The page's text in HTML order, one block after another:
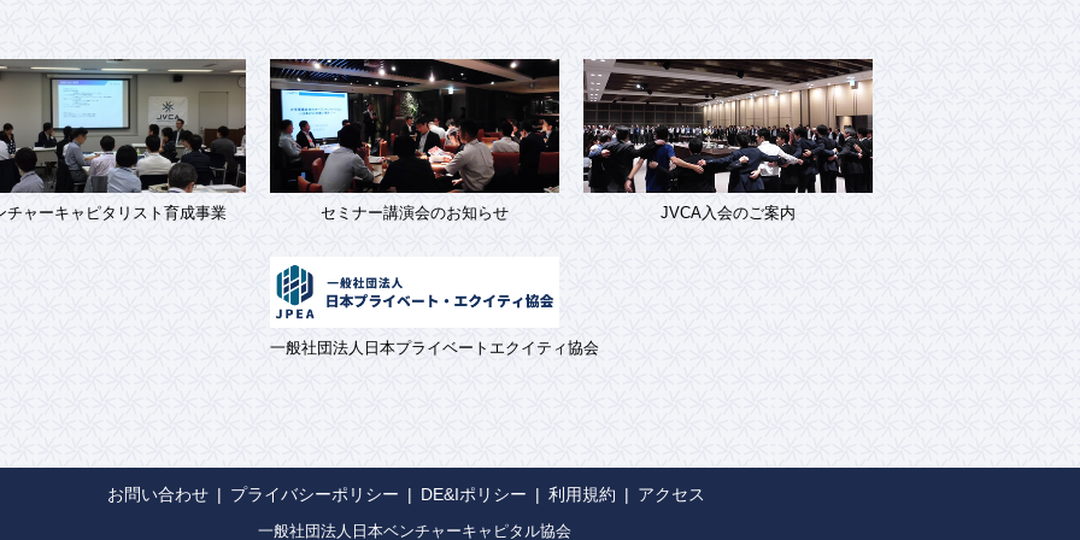
チャーキャピタリスト育成事業 セミナー講演会のお知らせ JVCA入会のご案内
一般社団法人日本プライベートエクイティ協会
お問い合わせ プライバシーポリシー DE&Iポリシー 利用規約 アクセス
一般社団法人日本ベンチャーキャピタル協会